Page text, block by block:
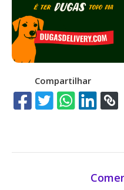
Compartilhar